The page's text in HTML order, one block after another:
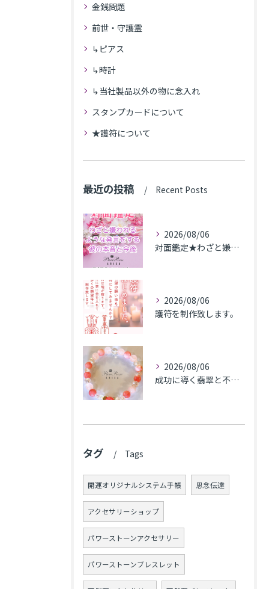
金銭問題
前世・守護霊
↳ピアス
↳時計
↳当社製品以外の物に念入れ
スタンプカードについて
★護符について
最近の投稿 Recent Posts
2026/08/06
対面鑑定★わざと嫌われるような発言をする彼の本音と今後★埼玉県M.K様
2026/08/06
護符を制作致します。
2026/08/06
成功に導く翡翠と不安解消のカルセドニー､魅力アップのローズクォーツのブレス★東京都N.K様
タグ Tags
開運オリジナルシステム手帳 思念伝達
アクセサリーショップ
パワーストーンアクセサリー
パワーストーンブレスレット